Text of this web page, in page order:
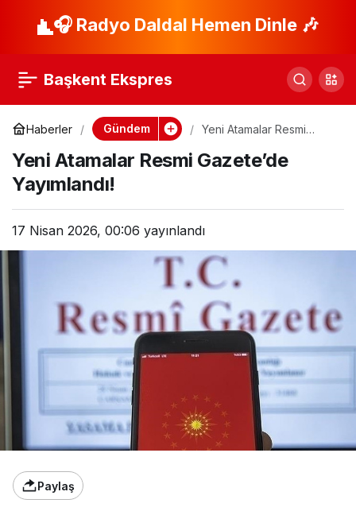
🎧 Radyo Daldal Hemen Dinle 🎶
Başkent Ekspres
Haberler Gündem
Yeni Atamalar Resmi
Yeni Atamalar Resmi Gazete’de
Yayımlandı!
17 Nisan 2026, 00:06 yayınlandı
Paylaş
Anayasa
Partilere Mali Onay!
Paylaş